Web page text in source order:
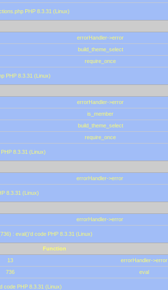
PHP 8.3.31 (Linux)
errorHandler->error
build_theme_select
require_once
PHP 8.3.31 (Linux)
errorHandler->error
is_member
build_theme_select
require_once
8.3.31 (Linux)
errorHandler->error
8.3.31 (Linux)
errorHandler->error
: eval()'d code PHP 8.3.31 (Linux)
Function
13
errorHandler->error
736 eval
code PHP 8.3.31 (Linux)